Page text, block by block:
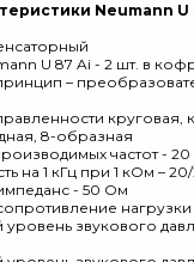
Neumann
U 87 Ai - 2 шт. в
–
круговая,
8-образная
частот - 20
на 1 кГц при 1 кОм –
- 50 Ом
уровень звукового